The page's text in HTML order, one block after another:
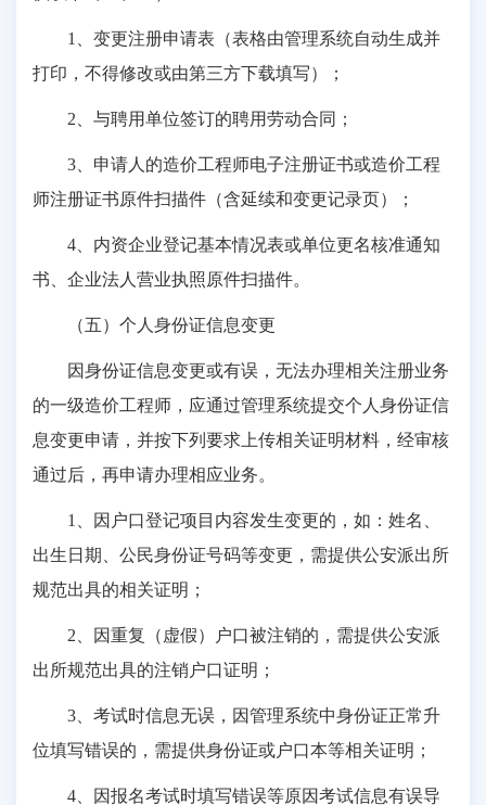
1、变更注册申请表（表格由管理系统自动生成并
打印，不得修改或由第三方下载填写）；
2、与聘用单位签订的聘用劳动合同；
3、申请人的造价工程师电子注册证书或造价工程
师注册证书原件扫描件（含延续和变更记录页）；
4、内资企业登记基本情况表或单位更名核准通知
书、企业法人营业执照原件扫描件。
（五）个人身份证信息变更
因身份证信息变更或有误，无法办理相关注册业务
的一级造价工程师，应通过管理系统提交个人身份证信
息变更申请，并按下列要求上传相关证明材料，经审核
通过后，再申请办理相应业务。
1、因户口登记项目内容发生变更的，如：姓名、
出生日期、公民身份证号码等变更，需提供公安派出所
规范出具的相关证明；
2、因重复（虚假）户口被注销的，需提供公安派
出所规范出具的注销户口证明；
3、考试时信息无误，因管理系统中身份证正常升
位填写错误的，需提供身份证或户口本等相关证明；
4、因报名考试时填写错误等原因考试信息有误导